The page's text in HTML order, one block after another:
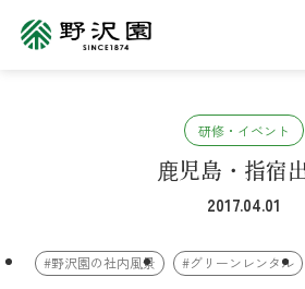
研修・イベント
鹿児島・指宿
2017.04.01
#野沢園の社内風景 #グリーンレンタル